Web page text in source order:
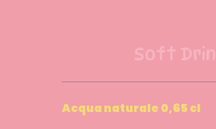
Acqua naturale 0,65 cl